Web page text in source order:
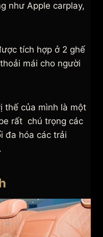
như Apple carplay,
tích hợp ở 2 ghế
mái cho người
thế của mình là một
rất chú trọng các
đa hóa các trải